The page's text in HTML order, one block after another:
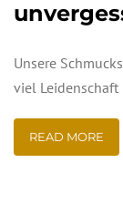
Unsere
viel
READ MORE